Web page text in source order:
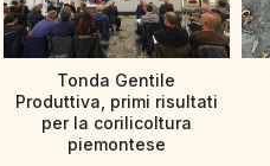
Tonda Gentile
Produttiva, primi risultati
per la corilicoltura
piemontese